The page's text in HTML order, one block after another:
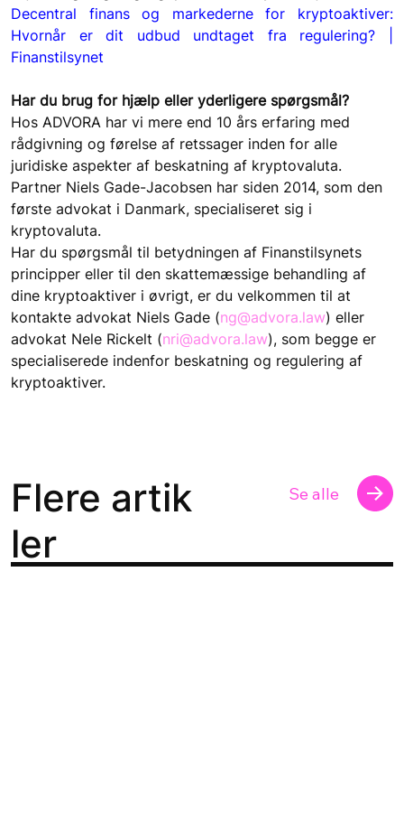
Decentral finans og markederne for kryptoaktiver:
Hvornår er dit udbud undtaget fra regulering? |
Finanstilsynet
Har du brug for hjælp eller yderligere spørgsmål?
Hos ADVORA har vi mere end 10 års erfaring med
rådgivning og førelse af retssager inden for alle
juridiske aspekter af beskatning af kryptovaluta.
Partner Niels Gade-Jacobsen har siden 2014, som den
første advokat i Danmark, specialiseret sig i
kryptovaluta.
Har du spørgsmål til betydningen af Finanstilsynets
principper eller til den skattemæssige behandling af
dine kryptoaktiver i øvrigt, er du velkommen til at
kontakte advokat Niels Gade (ng@advora.law) eller
advokat Nele Rickelt (nri@advora.law), som begge er
specialiserede indenfor beskatning og regulering af
kryptoaktiver.
Flere artik
ler
Se alle